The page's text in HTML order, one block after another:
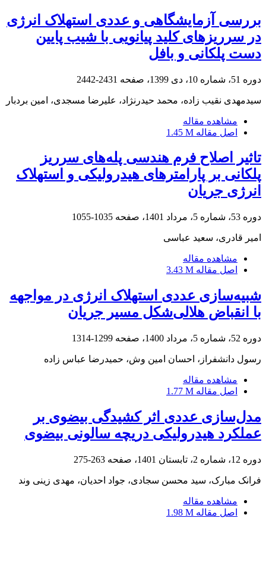
بررسی آزمایشگاهی و عددی استهلاک انرژی
در سرریزهای کلید پیانویی با شیب پایین
دست پلکانی و بافل
دوره 51، شماره 10، دی 1399، صفحه 2431-2442
سیدمهدی نقیب زاده، محمد حیدرنژاد، علیرضا مسجدی، امین بردبار
مشاهده مقاله
اصل مقاله 1.45 M
تاثیر اصلاح فرم هندسی پله‌های سرریز
پلکانی بر پارامتر‌های هیدرولیکی و استهلاک
انرژی جریان
دوره 53، شماره 5، مرداد 1401، صفحه 1035-1055
امیر قادری، سعید عباسی
مشاهده مقاله
اصل مقاله 3.43 M
شبیه‌سازی عددی استهلاک انرژی در مواجهه
با انقباض هلالی‌شکل مسیر جریان
دوره 52، شماره 5، مرداد 1400، صفحه 1299-1314
رسول دانشفراز، احسان امین وش، حمیدرضا عباس زاده
مشاهده مقاله
اصل مقاله 1.77 M
مدل‌سازی عددی اثر کشیدگی بیضوی بر
عملکرد هیدرولیکی دریچه سالونی بیضوی
دوره 12، شماره 2، تابستان 1401، صفحه 263-275
فرانک مبارک، سید محسن سجادی، جواد احدیان، مهدی زینی وند
مشاهده مقاله
اصل مقاله 1.98 M